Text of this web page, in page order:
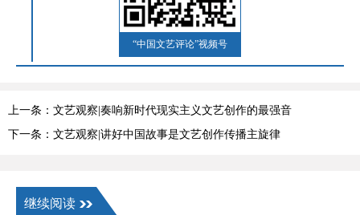
“中国文艺评论”视频号
上一条：文艺观察|奏响新时代现实主义文艺创作的最强音
下一条：文艺观察|讲好中国故事是文艺创作传播主旋律
继续阅读